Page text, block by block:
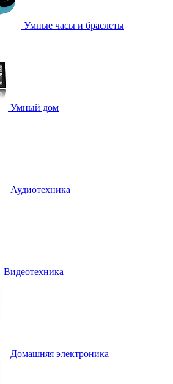
Умные часы и браслеты
Умный дом
Аудиотехника
Видеотехника
Домашняя электроника